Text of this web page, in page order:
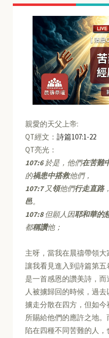
親愛的天父上帝:
QT經文：詩篇107:1-22
QT亮光：
107:6於是，他們在苦難
的禍患中搭救他們，
107:7又領他們行走直路
邑。
107:8但願人因耶和華的
都稱讚他；
主呀，當我在晨禱帶領
讓我看見進入到詩篇第
是一首感恩的讚美詩，
人被擄歸回的時候，過
擄走分散在四方，但如
所賜給他們的應許之地
陷在四種不同苦難的人